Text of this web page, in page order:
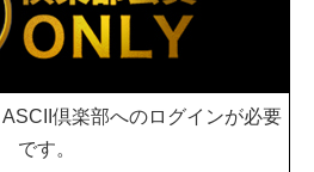
倶楽部へのログインが必要
です。